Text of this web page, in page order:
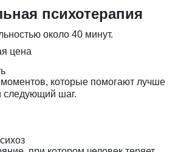
психотерапия
около 40 минут.
цена
которые помогают лучше
следующий шаг.